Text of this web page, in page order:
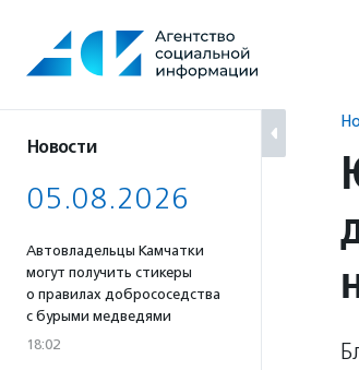
содержанию
Новости
05.08.2026
Автовладельцы Камчатки
могут получить стикеры
о правилах добрососедства
с бурыми медведями
18:02